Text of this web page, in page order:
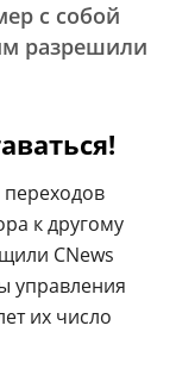
с собой
разрешили
переходов
к другому
CNews
управления
их число